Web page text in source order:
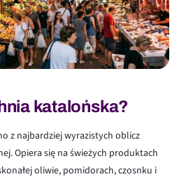
katalońska?
z najbardziej wyrazistych oblicz
Opiera się na świeżych produktach
oliwie, pomidorach, czosnku i